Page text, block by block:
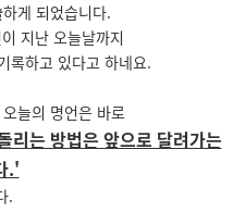
하게 되었습니다.
지난 오늘날까지
록하고 있다고 하네요.
늘의 명언은 바로
리는 방법은 앞으로 달려가는
.'
.